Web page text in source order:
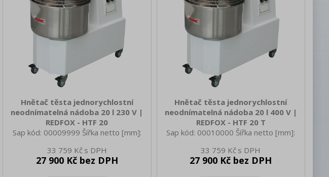
Hnětač těsta jednorychlostní
neodnímatelná nádoba 20 l 230 V |
REDFOX - HTF 20
Sap kód: 00009999 Šířka netto [mm]:
netto [mm]: 630 Hmotnost netto [kg]:
70.00 Šířka brutto [mm]: 770 Hloubka
33 759 Kč
27 900 Kč bez DPH
Hnětač těsta jednorychlostní
neodnímatelná nádoba 20 l 400 V |
REDFOX - HTF 20 T
Sap kód: 00010000 Šířka netto [mm]:
netto [mm]: 630 Hmotnost netto [kg]:
70.00 Šířka brutto [mm]: 770 Hloubka
33 759 Kč
27 900 Kč bez DPH